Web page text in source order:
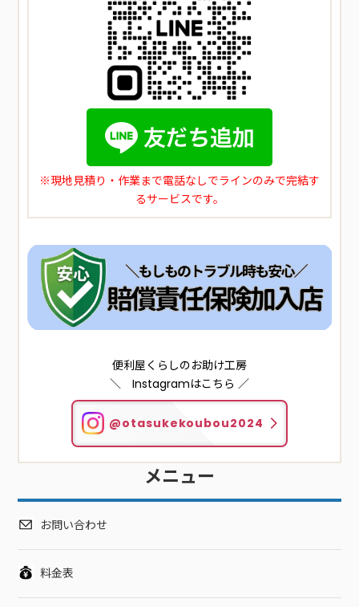
※現地見積り・作業まで電話なしでラインのみで完結す
るサービスです。
便利屋くらしのお助け工房
＼ Instagramはこちら ／
@otasukekoubou2024
メニュー
お問い合わせ
料金表